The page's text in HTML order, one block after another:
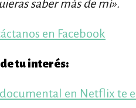
saber más de mí».
en Facebook
tu interés:
documental en Netflix te